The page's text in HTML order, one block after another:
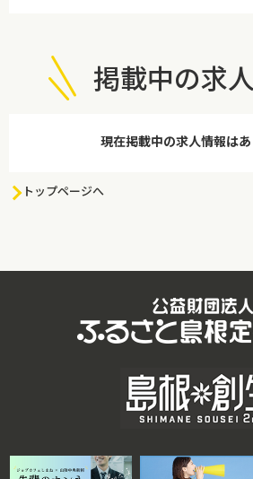
掲載中の求
現在掲載中の求人情報は
トップページへ